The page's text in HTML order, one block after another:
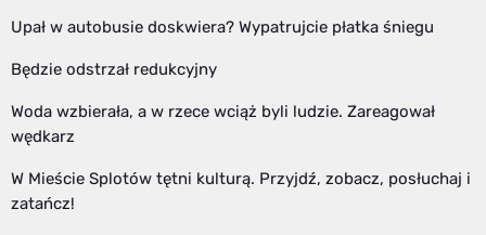
Upał w autobusie doskwiera? Wypatrujcie płatka śniegu
Będzie odstrzał redukcyjny
Woda wzbierała, a w rzece wciąż byli ludzie. Zareagował
wędkarz
W Mieście Splotów tętni kulturą. Przyjdź, zobacz, posłuchaj i
zatańcz!